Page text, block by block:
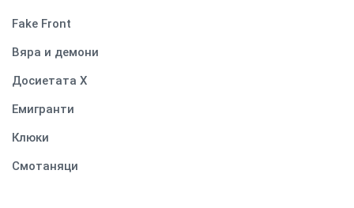
Fake Front
Вяра и демони
Досиетата Х
Емигранти
Клюки
Смотаняци